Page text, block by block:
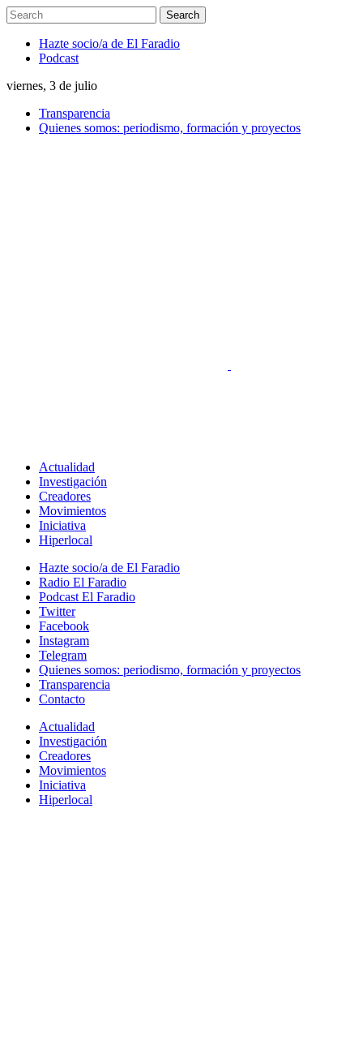
Hazte socio/a de El Faradio
Podcast
viernes, 3 de julio
Transparencia
Quienes somos: periodismo, formación y proyectos
Actualidad
Investigación
Creadores
Movimientos
Iniciativa
Hiperlocal
Hazte socio/a de El Faradio
Radio El Faradio
Podcast El Faradio
Twitter
Facebook
Instagram
Telegram
Quienes somos: periodismo, formación y proyectos
Transparencia
Contacto
Actualidad
Investigación
Creadores
Movimientos
Iniciativa
Hiperlocal